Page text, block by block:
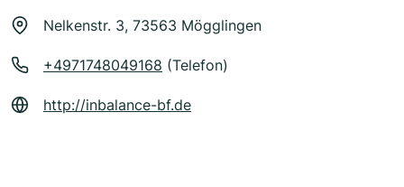
Nelkenstr. 3, 73563 Mögglingen
+4971748049168 (Telefon)
http://inbalance-bf.de